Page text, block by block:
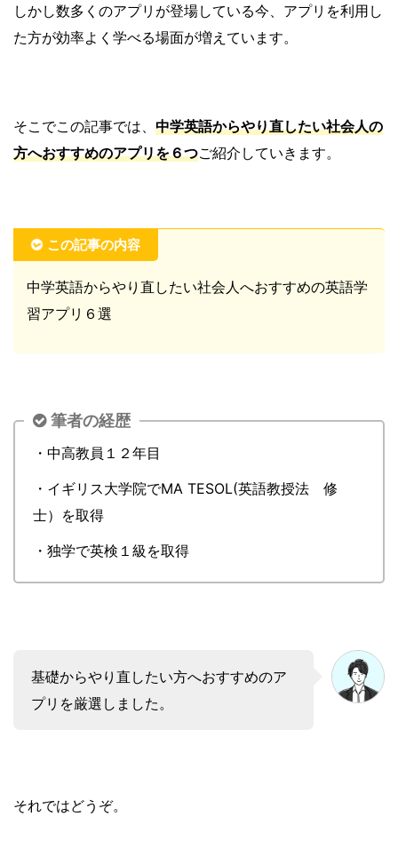
しかし数多くのアプリが登場している今、アプリを利用し
た方が効率よく学べる場面が増えています。
そこでこの記事では、 中学英語からやり直したい社会人の
方へおすすめのアプリを６つご紹介していきます。
この記事の内容
中学英語からやり直したい社会人へおすすめの英語学
習アプリ６選
筆者の経歴
・中高教員１２年目
・イギリス大学院でMA TESOL(英語教授法 修
士）を取得
・独学で英検１級を取得
基礎からやり直したい方へおすすめのア
プリを厳選しました。
それではどうぞ。